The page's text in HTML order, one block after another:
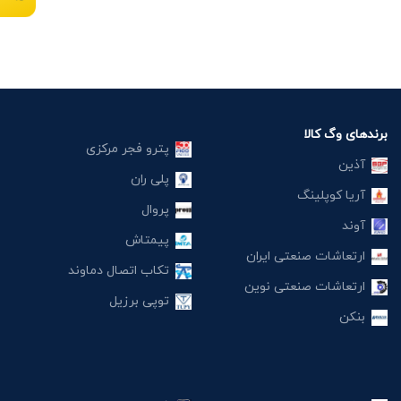
برندهای وگ کالا
آذین
آریا کوپلینگ
آوند
ارتعاشات صنعتی ایران
ارتعاشات صنعتی نوین
بنکن
پترو فجر مرکزی
پلی ران
پروال
پیمتاش
تکاب اتصال دماوند
توپی برزیل